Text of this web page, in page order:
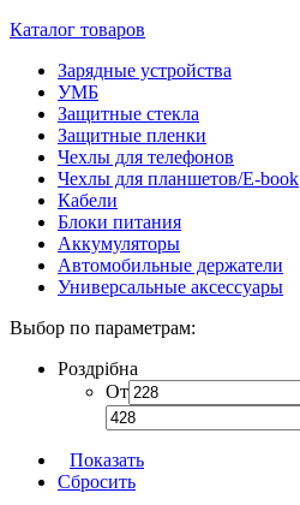
Каталог товаров
Зарядные устройства
УМБ
Защитные стекла
Защитные пленки
Чехлы для телефонов
Чехлы для планшетов/E-book
Кабели
Блоки питания
Аккумуляторы
Автомобильные держатели
Универсальные аксессуары
Выбор по параметрам:
Роздрібна
От
Показать
Сбросить